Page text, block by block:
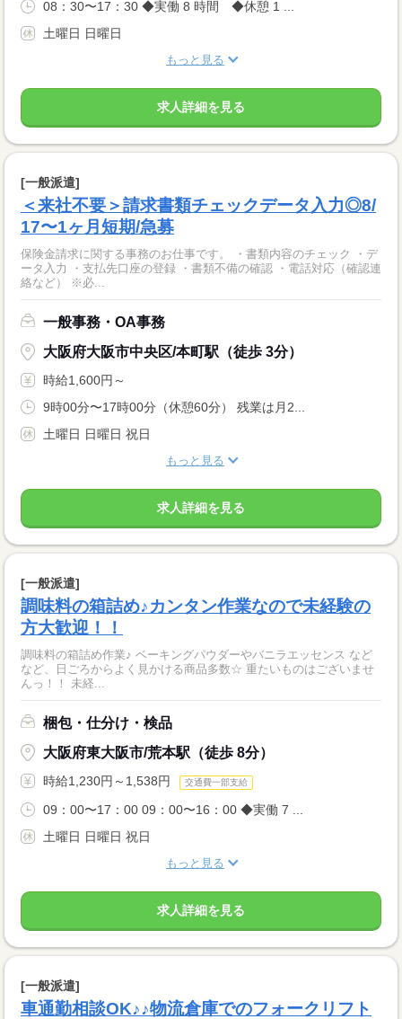
08：30〜17：30 ◆実働 8 時間 ◆休憩 1 ...
土曜日 日曜日
もっと見る
求人詳細を見る
[一般派遣]
＜来社不要＞請求書類チェックデータ入力◎8/
17〜1ヶ月短期/急募
保険金請求に関する事務のお仕事です。 ・書類内容のチェック ・デ
ータ入力 ・支払先口座の登録 ・書類不備の確認 ・電話対応（確認連
絡など） ※必...
一般事務・OA事務
大阪府大阪市中央区/本町駅（徒歩 3分）
時給1,600円～
9時00分〜17時00分（休憩60分） 残業は月2...
土曜日 日曜日 祝日
もっと見る
求人詳細を見る
[一般派遣]
調味料の箱詰め♪カンタン作業なので未経験の
方大歓迎！！
調味料の箱詰め作業♪ ベーキングパウダーやバニラエッセンス など
など、日ごろからよく見かける商品多数☆ 重たいものはございませ
んっ！！ 未経...
梱包・仕分け・検品
大阪府東大阪市/荒本駅（徒歩 8分）
時給1,230円～1,538円 交通費一部支給
09：00〜17：00 09：00〜16：00 ◆実働 7 ...
土曜日 日曜日 祝日
もっと見る
求人詳細を見る
[一般派遣]
車通勤相談OK♪♪物流倉庫でのフォークリフト